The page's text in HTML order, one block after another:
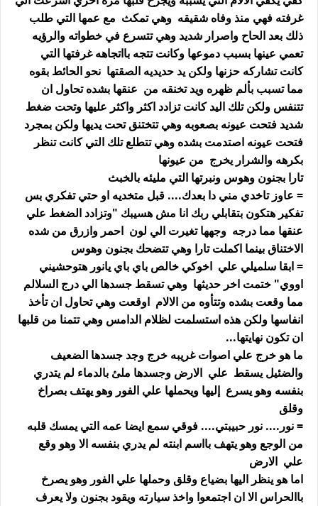
غرفته فهي منذ وفاه شقيقه وهي تمكث مع عمها التي طلب
ذلك بعد الحاح واصرار شديد وهي تتسرع في خطواته والرؤيه
تعمي عينها بسبب دموعها وكانت تتجه بااتجاهه غرفتها التي
كانت تشاركه حزنها ولكن يد حديديه الصقتها نحو الحائط بقوه
مما تسبب بألم ظهره ويد تخنقه من عنقها بشده تحاول ان
تتنفس ولكن تلك اليد كانت تزادد اكثر واكثر عليها وتحت ضغط
شديد فتحت عيونه بصعوبه وهي تتختنق تحت يديها ولكن بمجرد
فتحت عيونه اصتدمت بشده وهي تتطلع تلك التي كانت تنظر
بكرهه والشرار يخرج من عيونها
تارا بجنون وهوس ونبرتها التي مليئه بالخبث
= عاوز تاخدي مني دا بعدك.... قبل متخديه او حتي تفكري بس
تفكير هتكون بتقابلي ربك انا مش هسيبك "وتزادد الضغط علي
عنقها مما درجه وجهها تغيرت الي لون احمر وازرق من شده
الاختناق بينما اكملت تارا وهي تتضحك بجنون وهوس
= ابقا سلميلي علي اخوكي خالص باي باي يانور هتوحشيني
اووي" ختمت اخر حديثها وهي تسقط جسدها الي درج السلالم
مما وقعت بشده وتتأوه من الالام اوقعت وهي تحاول ان تأخذ
انفاسها ولكن هذه استسلمت لظلام الدامس وهي تتمنا من قلبها
ان تكون نهايتها...
ما هو خرج علي اصوات غريبه خرج وجد جسدها الضعيف
والضئيل يسقط علي الارض وجسدها ملئ بالدماء لم يتدري
بنفسه وهو يسرع إليها ويحملها علي الفور وهو يهتف بصراخ
وقلق
= نور.... نور حبيبتي.... فوقي سمع ايضا عمه التي يمسك قلبه
من الوجع وهو يتهف بااسم ابنته لم يدري بنفسه الا وهو وقع
علي الارض
اما هو ينظر اليها بضياع وقلق وحملها علي الفور وهو يصرخ
باالحراس الا ان اجتمعوا واخذ سيارته ويقود بجنون ولا يعرف